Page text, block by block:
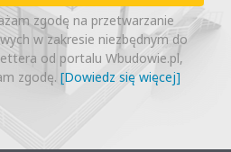
zgodę na przetwarzanie
w zakresie niezbędnym do
od portalu Wbudowie.pl,
zgodę. [Dowiedz się więcej]